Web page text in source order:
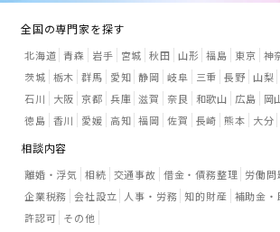
全国の専門家を探す
北海道 青森 岩手 宮城 秋田 山形 福島 東京 神
茨城 栃木 群馬 愛知 静岡 岐阜 三重 長野 山梨
石川
大阪 京都 兵庫 滋賀 奈良 和歌山 広島 岡
徳島 香川 愛媛 高知 福岡 佐賀 長崎 熊本 大分
相談内容
離婚・浮気 相続 交通事故 借金・債務整理 労働問
企業税務 会社設立 人事・労務 知的財産 補助金・
許認可 その他